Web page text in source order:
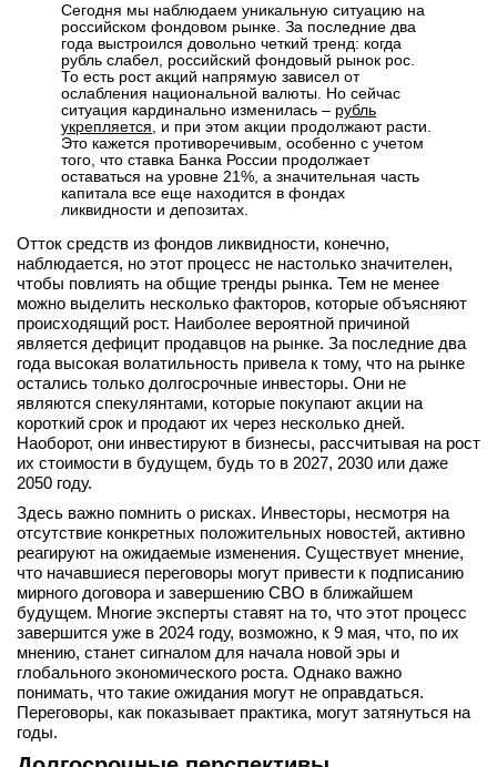
Сегодня мы наблюдаем уникальную ситуацию на
российском фондовом рынке. За последние два
года выстроился довольно четкий тренд: когда
рубль слабел, российский фондовый рынок рос.
То есть рост акций напрямую зависел от
ослабления национальной валюты. Но сейчас
ситуация кардинально изменилась – рубль
укрепляется , и при этом акции продолжают расти.
Это кажется противоречивым, особенно с учетом
того, что ставка Банка России продолжает
оставаться на уровне 21%, а значительная часть
капитала все еще находится в фондах
ликвидности и депозитах.
Отток средств из фондов ликвидности, конечно,
наблюдается, но этот процесс не настолько значителен,
чтобы повлиять на общие тренды рынка. Тем не менее
можно выделить несколько факторов, которые объясняют
происходящий рост. Наиболее вероятной причиной
является дефицит продавцов на рынке. За последние два
года высокая волатильность привела к тому, что на рынке
остались только долгосрочные инвесторы. Они не
являются спекулянтами, которые покупают акции на
короткий срок и продают их через несколько дней.
Наоборот, они инвестируют в бизнесы, рассчитывая на рост
их стоимости в будущем, будь то в 2027, 2030 или даже
2050 году.
Здесь важно помнить о рисках. Инвесторы, несмотря на
отсутствие конкретных положительных новостей, активно
реагируют на ожидаемые изменения. Существует мнение,
что начавшиеся переговоры могут привести к подписанию
мирного договора и завершению СВО в ближайшем
будущем. Многие эксперты ставят на то, что этот процесс
завершится уже в 2024 году, возможно, к 9 мая, что, по их
мнению, станет сигналом для начала новой эры и
глобального экономического роста. Однако важно
понимать, что такие ожидания могут не оправдаться.
Переговоры, как показывает практика, могут затянуться на
годы.